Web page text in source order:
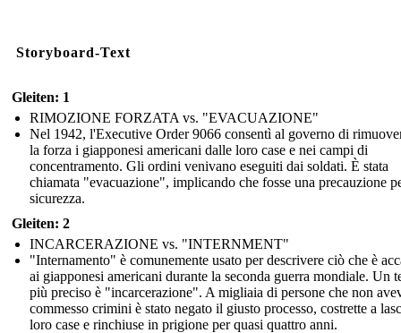
Storyboard-Text
Gleiten: 1
RIMOZIONE FORZATA vs. "EVACUAZIONE"
Nel 1942, l'Executive Order 9066 consentì al governo di
la forza i giapponesi americani dalle loro case e nei campi di
concentramento. Gli ordini venivano eseguiti dai soldati. È stata
chiamata "evacuazione", implicando che fosse una precauzione
sicurezza.
Gleiten: 2
INCARCERAZIONE vs. "INTERNMENT"
"Internamento" è comunemente usato per descrivere ciò che è
ai giapponesi americani durante la seconda guerra mondiale. Un
più preciso è "incarcerazione". A migliaia di persone che non
commesso crimini è stato negato il giusto processo, costrette a
loro case e rinchiuse in prigione per quasi quattro anni.